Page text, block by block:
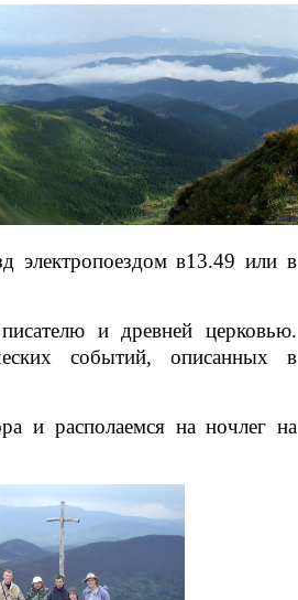
электропоездом в13.49 или в
и древней церковью.
событий, описанных в
и располаемся на ночлег на